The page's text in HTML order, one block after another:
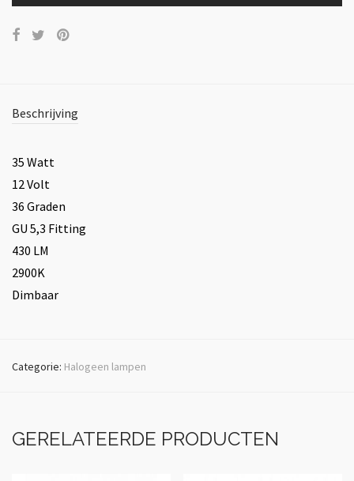
Beschrijving
35 Watt
12 Volt
36 Graden
GU 5,3 Fitting
430 LM
2900K
Dimbaar
Categorie: Halogeen lampen
GERELATEERDE PRODUCTEN